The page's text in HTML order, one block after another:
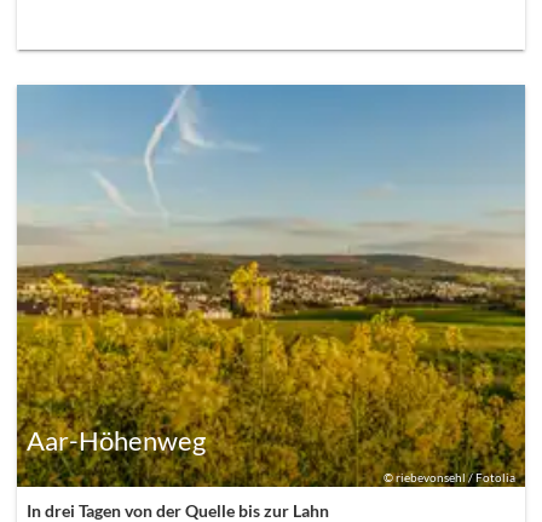
©riebevonsehl / Fotolia
Aar-Höhenweg
In drei Tagen von der Quelle bis zur Lahn